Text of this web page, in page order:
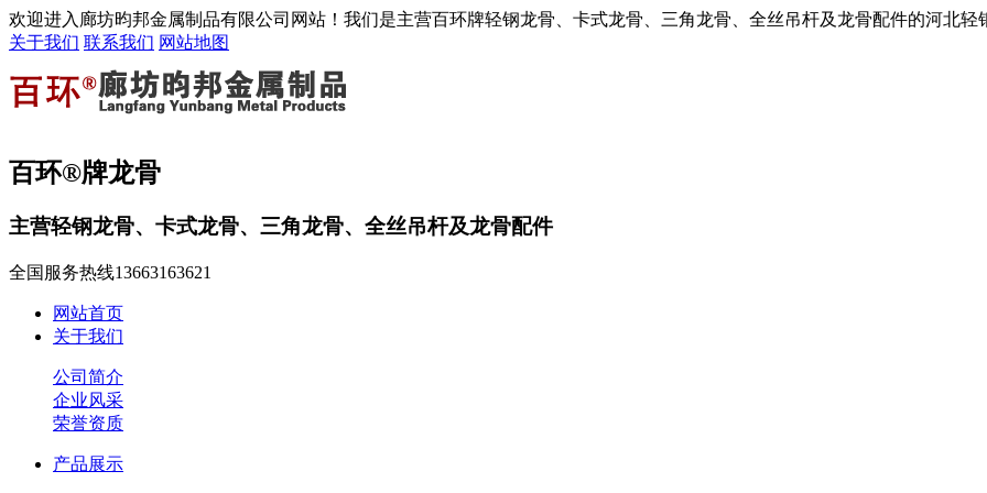
欢迎进入廊坊昀邦金属制品有限公司网站！我们是主营百环牌轻钢龙骨、卡式龙骨、三角龙骨、全丝吊杆及龙骨配件的河北轻
关于我们 联系我们 网站地图
百环®牌龙骨
主营轻钢龙骨、卡式龙骨、三角龙骨、全丝吊杆及龙骨配件
全国服务热线13663163621
网站首页
关于我们
公司简介
企业风采
荣誉资质
产品展示